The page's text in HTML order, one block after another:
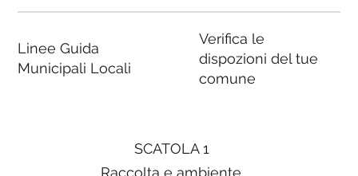
SCATOLA 1
Raccolta e ambiente
Linee Guida
Municipali Locali
Verifica le
dispozioni del tue
comune